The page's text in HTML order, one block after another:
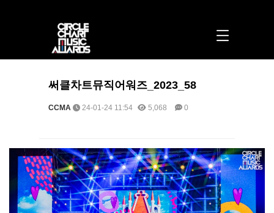
써클차트뮤직어워즈_2023_58
CCMA 24-01-24 11:54 5,068 0
본문